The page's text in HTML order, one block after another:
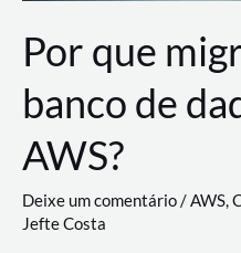
Por que
banco de
AWS?
Deixe um comentário/AWS,
Jefte Costa